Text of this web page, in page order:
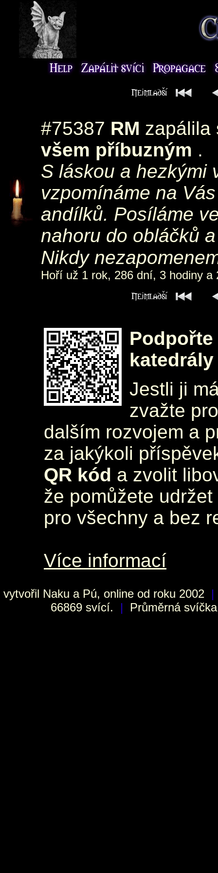
#75387 RM
všem příbuzným .
S láskou a hezkými
vzpomínáme na
andílků. Posíláme
nahoru do obláčků
Nikdy
Hoří už 1 rok, 286 dní, 3 hodiny a
katedrály
Jestli ji
zvažte
dalším rozvojem a
za jakýkoli
QR kód a zvolit
že pomůžete
pro všechny a bez
Více informací
vytvořil Naku a Pú, online od roku 2002 |
66869 svící.
| Průměrná